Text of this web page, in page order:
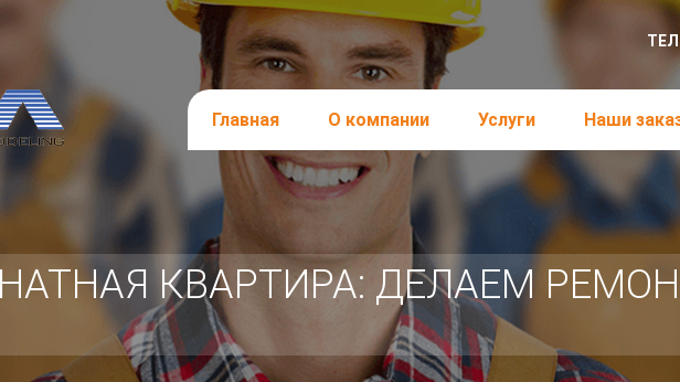
КВАРТИРА: ДЕЛАЕМ
Главная О компании Услуги Наши